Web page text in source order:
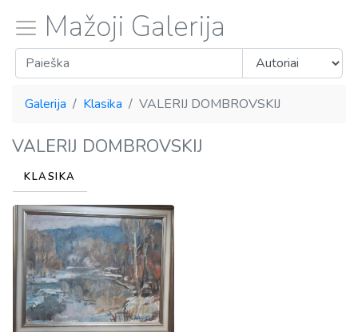
Mažoji Galerija
Galerija Klasika VALERIJ DOMBROVSKIJ
VALERIJ DOMBROVSKIJ
KLASIKA